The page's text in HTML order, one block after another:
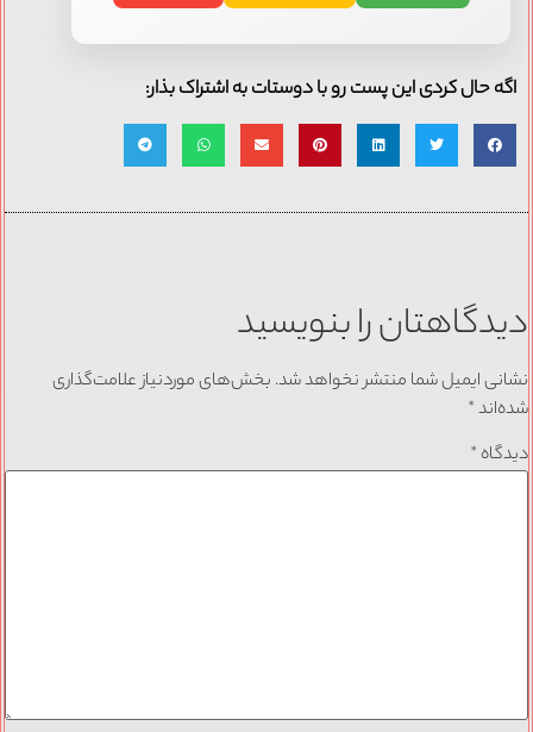
اگه حال کردی این پست رو با دوستات به اشتراک بذار:
دیدگاهتان را بنویسید
نشانی ایمیل شما منتشر نخواهد شد. بخش‌های موردنیاز علامت‌گذاری
شده‌اند*
دیدگاه *